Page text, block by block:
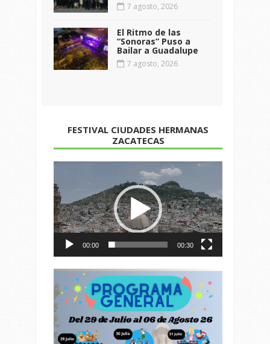
7 agosto, 2026
El Ritmo de las
“Sonoras” Puso a
Bailar a Guadalupe
7 agosto, 2026
FESTIVAL CIUDADES HERMANAS
ZACATECAS
de
vídeo
00:00 00:30